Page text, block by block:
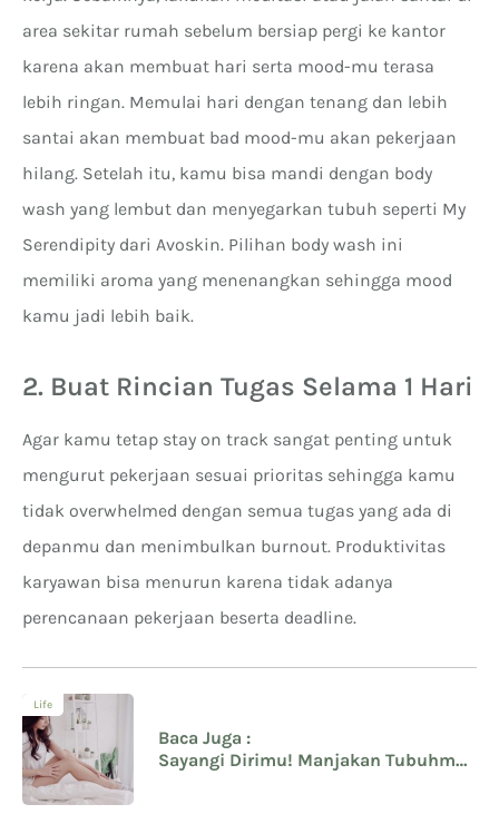
area sekitar rumah sebelum bersiap pergi ke kantor
karena akan membuat hari serta mood-mu terasa
lebih ringan. Memulai hari dengan tenang dan lebih
santai akan membuat bad mood-mu akan pekerjaan
hilang. Setelah itu, kamu bisa mandi dengan body
wash yang lembut dan menyegarkan tubuh seperti My
Serendipity dari Avoskin. Pilihan body wash ini
memiliki aroma yang menenangkan sehingga mood
kamu jadi lebih baik.
2. Buat Rincian Tugas Selama 1 Hari
Agar kamu tetap stay on track sangat penting untuk
mengurut pekerjaan sesuai prioritas sehingga kamu
tidak overwhelmed dengan semua tugas yang ada di
depanmu dan menimbulkan burnout. Produktivitas
karyawan bisa menurun karena tidak adanya
perencanaan pekerjaan beserta deadline.
Life
Baca Juga :
Sayangi Dirimu! Manjakan Tubuhmu